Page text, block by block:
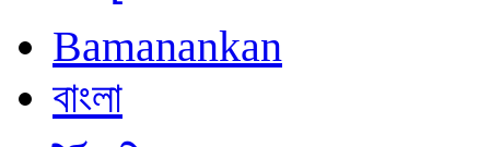
Bamanankan
বাংলা